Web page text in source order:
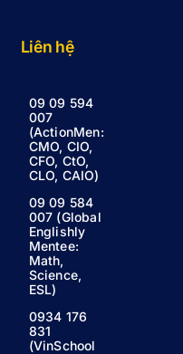
Liên hệ
09 09 594
007
(ActionMen:
CMO, CIO,
CFO, CtO,
CLO, CAIO)
09 09 584
007 (Global
Englishly
Mentee:
Math,
Science,
ESL)
0934 176
831
(VinSchool